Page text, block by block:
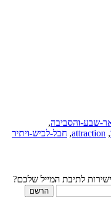
שבע-והסביבה,
,
attraction
, חבל-לכיש-ויתיר
לתיבת המייל שלכם?